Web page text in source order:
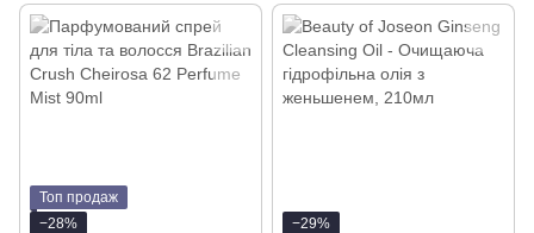
Топ продаж
−28%
−29%